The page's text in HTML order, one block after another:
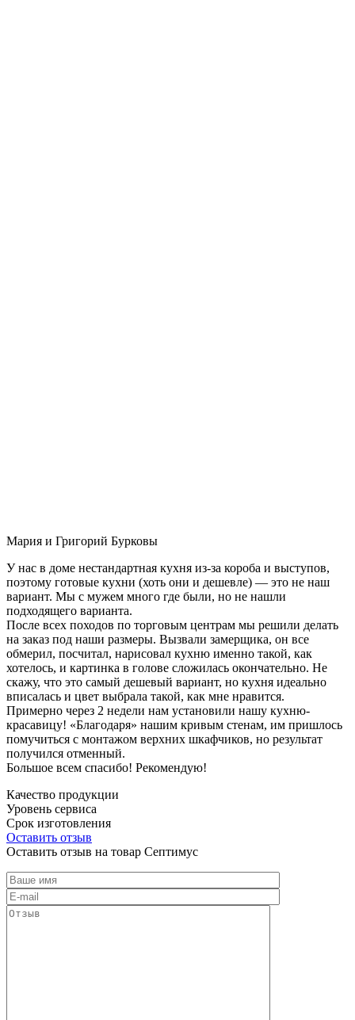
Мария и Григорий Бурковы
У нас в доме нестандартная кухня из-за короба и выступов,
поэтому готовые кухни (хоть они и дешевле) — это не наш
вариант. Мы с мужем много где были, но не нашли
подходящего варианта.
После всех походов по торговым центрам мы решили делать
на заказ под наши размеры. Вызвали замерщика, он все
обмерил, посчитал, нарисовал кухню именно такой, как
хотелось, и картинка в голове сложилась окончательно. Не
скажу, что это самый дешевый вариант, но кухня идеально
вписалась и цвет выбрала такой, как мне нравится.
Примерно через 2 недели нам установили нашу кухню-
красавицу! «Благодаря» нашим кривым стенам, им пришлось
помучиться с монтажом верхних шкафчиков, но результат
получился отменный.
Большое всем спасибо! Рекомендую!
Качество продукции
Уровень сервиса
Срок изготовления
Оставить отзыв
Оставить отзыв на товар Септимус